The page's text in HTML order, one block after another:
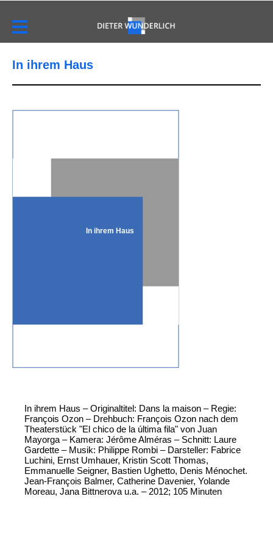
In ihrem Haus
In ihrem Haus
In ihrem Haus – Originaltitel: Dans la maison – Regie:
François Ozon – Drehbuch: François Ozon nach dem
Theaterstück "El chico de la última fila" von Juan
Mayorga – Kamera: Jérôme Alméras – Schnitt: Laure
Gardette – Musik: Philippe Rombi – Darsteller: Fabrice
Luchini, Ernst Umhauer, Kristin Scott Thomas,
Emmanuelle Seigner, Bastien Ughetto, Denis Ménochet.
Jean-François Balmer, Catherine Davenier, Yolande
Moreau, Jana Bittnerova u.a. – 2012; 105 Minuten